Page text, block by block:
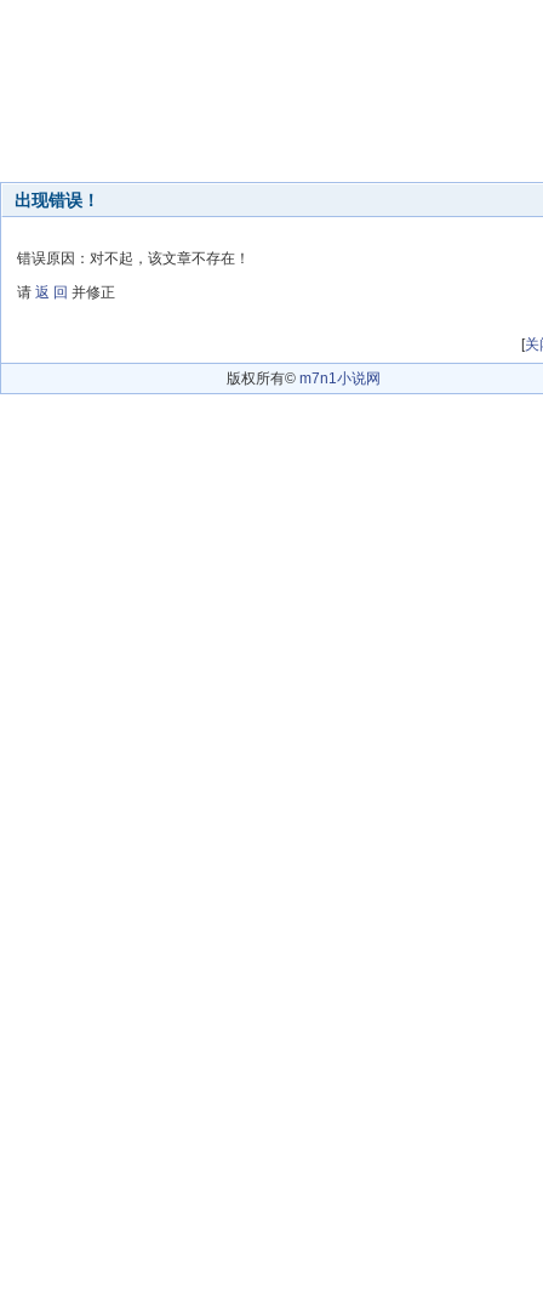
出现错误！
错误原因：对不起，该文章不存在！
请 返 回 并修正
[关
版权所有© m7n1小说网